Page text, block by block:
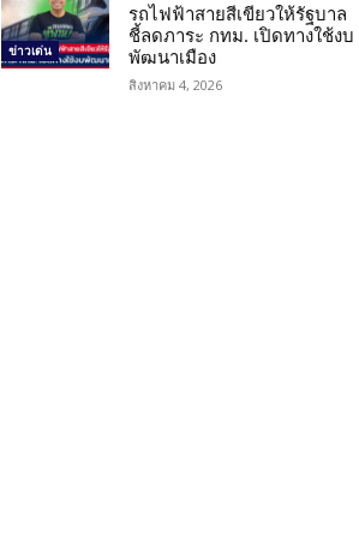
ข่าวเด่น
รถไฟฟ้าสายสีเขียวให้รัฐบาล
ชี้ลดภาระ กทม. เปิดทางใช้งบ
พัฒนาเมือง
สิงหาคม 4, 2026